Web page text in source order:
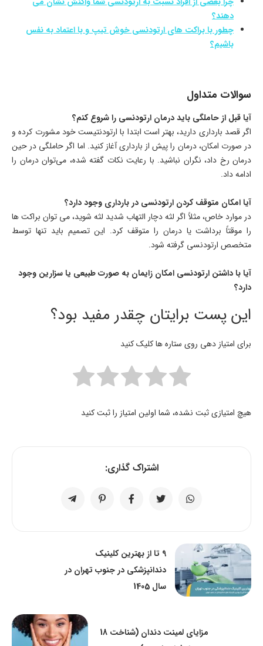
دهند؟
چطور با براکت های ارتودنسی خوش تیپ و با اعتماد به نفس
باشیم؟
سوالات متداول
آیا قبل از حاملگی باید درمان ارتودنسی را شروع کنم؟
اگر قصد بارداری دارید، بهتر است ابتدا با ارتودنتیست خود مشورت کرده و
در صورت امکان، درمان را پیش از بارداری آغاز کنید. اما اگر حاملگی در حین
درمان رخ داد، نگران نباشید. با رعایت نکات گفته شده، می‌توان درمان را
ادامه داد.
آیا امکان متوقف کردن ارتودنسی در بارداری وجود دارد؟
در موارد خاص، مثلاً اگر لثه دچار التهاب شدید لثه شوید، می‌ توان براکت‌ ها
را موقتاً برداشت یا درمان را متوقف کرد. این تصمیم باید تنها توسط
متخصص ارتودنسی گرفته شود.
آیا با داشتن ارتودنسی امکان زایمان به صورت طبیعی یا سزارین وجود
دارد؟
این پست برایتان چقدر مفید بود؟
برای امتیاز دهی روی ستاره ها کلیک کنید
هیچ امتیازی ثبت نشده، شما اولین امتیاز را ثبت کنید
اشتراک گذاری:
9 تا از بهترین کلینیک
دندانپزشکی در جنوب تهران در
سال 1405
مزایای لمینت دندان (شناخت 18